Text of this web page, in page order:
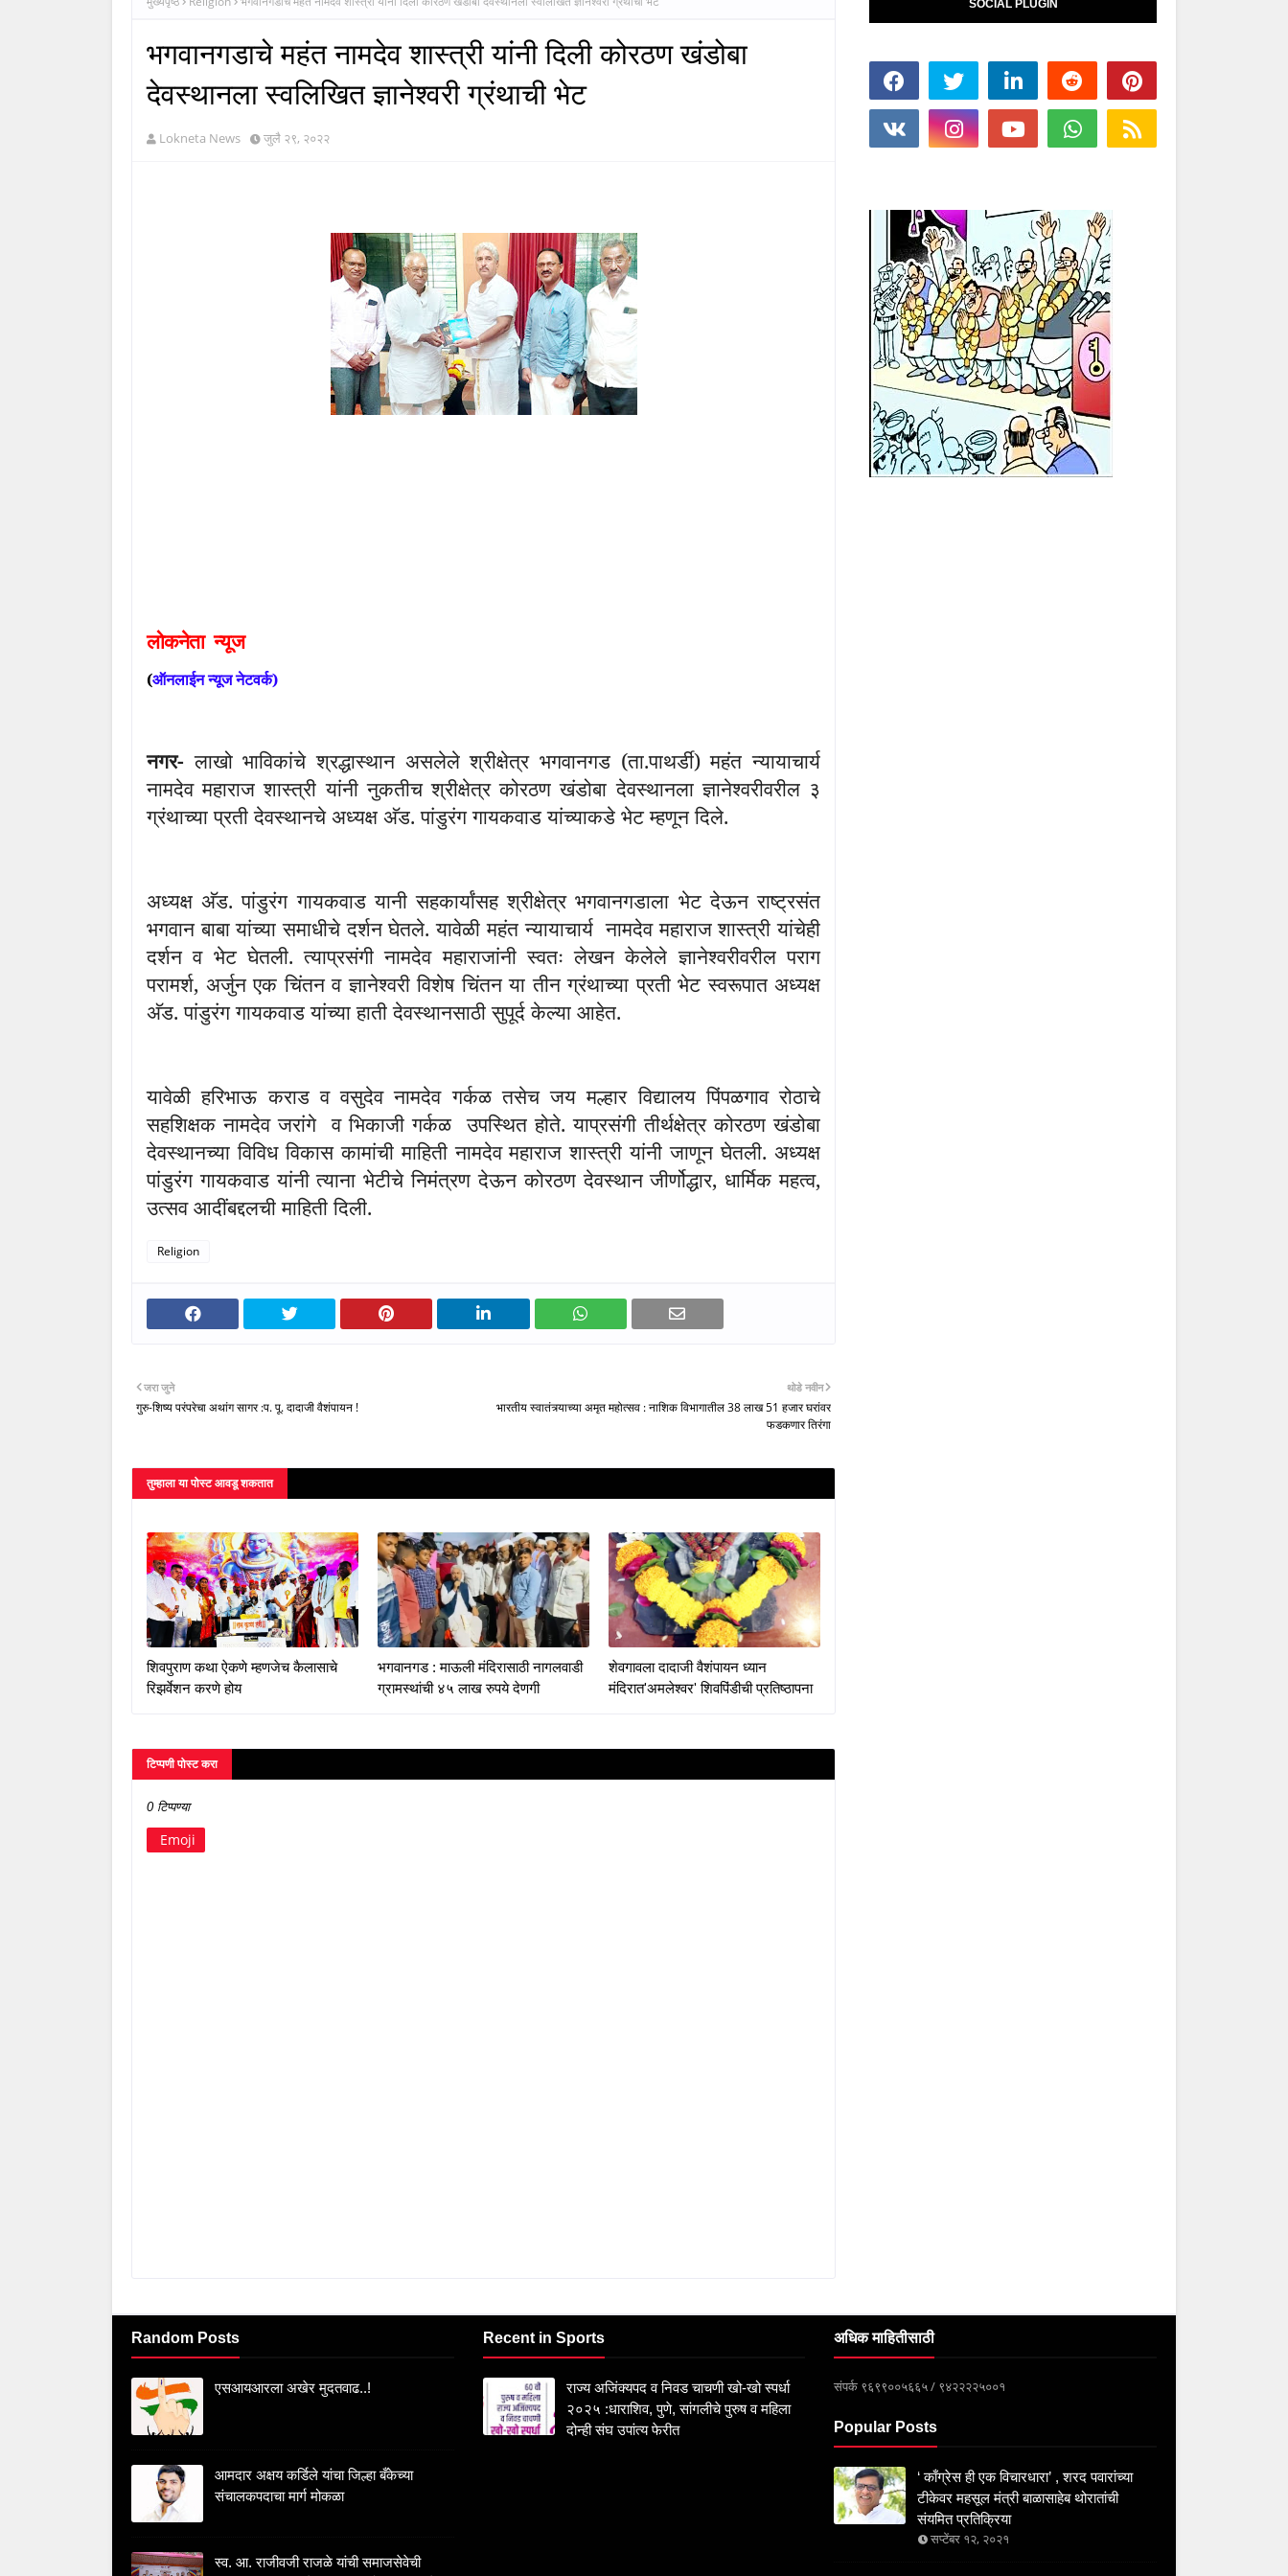
भगवानगडाचे महंत नामदेव शास्त्री यांनी दिली कोरठण खंडोबा
देवस्थानला स्वलिखित ज्ञानेश्वरी ग्रंथाची भेट
Lokneta News जुलै २९, २०२२
लोकनेता न्यूज
(ऑनलाईनन्यूजनेटवर्क)
नगर- लाखो भाविकांचे श्रद्धास्थान असलेले श्रीक्षेत्र भगवानगड (ता.पाथर्डी)महंत न्यायाचार्य
नामदेव महाराज शास्त्री यांनी नुकतीच श्रीक्षेत्र कोरठण खंडोबा देवस्थानला ज्ञानेश्वरीवरील ३
ग्रंथाच्या प्रती देवस्थानचे अध्यक्ष अ‍ॅड. पांडुरंग गायकवाड यांच्याकडे भेट म्हणून दिले.
अध्यक्ष अ‍ॅड. पांडुरंग गायकवाड यानी सहकार्यांसह श्रीक्षेत्र भगवानगडाला भेट देऊन राष्ट्रसंत
भगवान बाबा यांच्या समाधीचे दर्शन घेतले. यावेळी महंत न्यायाचार्य नामदेव महाराज शास्त्री यांचेही
दर्शन व भेट घेतली. त्याप्रसंगी नामदेव महाराजांनी स्वतः लेखन केलेले ज्ञानेश्वरीवरील पराग
परामर्श, अर्जुन एक चिंतन व ज्ञानेश्वरी विशेष चिंतन या तीन ग्रंथाच्या प्रती भेट स्वरूपात अध्यक्ष
अ‍ॅड. पांडुरंग गायकवाड यांच्या हाती देवस्थानसाठी सुपूर्द केल्या आहेत.
यावेळी हरिभाऊ कराड व वसुदेव नामदेव गर्कळ तसेच जय मल्हार विद्यालय पिंपळगाव रोठाचे
सहशिक्षक नामदेव जरांगे व भिकाजी गर्कळ उपस्थित होते. याप्रसंगी तीर्थक्षेत्र कोरठण खंडोबा
देवस्थानच्या विविध विकास कामांची माहिती नामदेव महाराज शास्त्री यांनी जाणून घेतली. अध्यक्ष
पांडुरंग गायकवाड यांनी त्याना भेटीचे निमंत्रण देऊन कोरठण देवस्थान जीर्णोद्धार, धार्मिक महत्व,
उत्सव आदींबद्दलची माहिती दिली.
Religion
थोडे नवीन
भारतीय स्वातंत्र्याच्या अमृत महोत्सव : नाशिक विभागातील 38 लाख 51 हजार घरांवर
फडकणार तिरंगा
जरा जुने
गुरु-शिष्य परंपरेचा अथांग सागर :प. पू. दादाजी वैशंपायन !
तुम्‍हाला या पोस्‍ट आवडू शकतात
शिवपुराण कथा ऐकणे म्हणजेच कैलासाचे
रिझर्वेशन करणे होय
भगवानगड : माऊली मंदिरासाठी नागलवाडी
ग्रामस्थांची ४५ लाख रुपये देणगी
शेवगावला दादाजी वैशंपायन ध्यान
मंदिरात'अमलेश्वर' शिवपिंडीची प्रतिष्ठापना
टिप्पणी पोस्ट करा
0 टिप्पण्या
Emoji
SOCIAL PLUGIN
Random Posts
एसआयआरला अखेर मुदतवाढ..!
आमदार अक्षय कर्डिले यांचा जिल्हा बँकेच्या
संचालकपदाचा मार्ग मोकळा
स्व. आ. राजीवजी राजळे यांची समाजसेवेची
Recent in Sports
राज्य अजिंक्यपद व निवड चाचणी खो-खो स्पर्धा
२०२५ :धाराशिव, पुणे, सांगलीचे पुरुष व महिला
दोन्ही संघ उपांत्य फेरीत
अधिक माहितीसाठी
संपर्क ९६९९००५६६५ / ९४२२२२५००१
Popular Posts
‘ काँग्रेस ही एक विचारधारा’ , शरद पवारांच्या
टीकेवर महसूल मंत्री बाळासाहेब थोरातांची
संयमित प्रतिक्रिया
सप्टेंबर १२, २०२१